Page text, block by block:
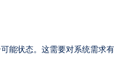
能状态。这需要对系统需求有